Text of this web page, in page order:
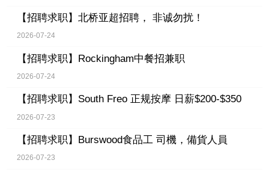
【招聘求职】 北桥亚超招聘， 非诚勿扰！
2026-07-24
【招聘求职】 Rockingham中餐招兼职
2026-07-24
【招聘求职】 South Freo 正规按摩 日薪$200-$350
2026-07-23
【招聘求职】 Burswood食品工 司機，備貨人員
2026-07-23